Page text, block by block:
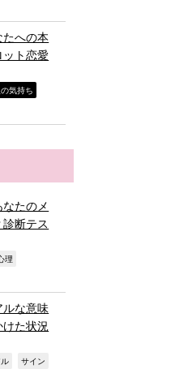
たへの本
ット恋愛
気持ち
なたのメ
断テス
理
ルな意味
けた状況
サイン